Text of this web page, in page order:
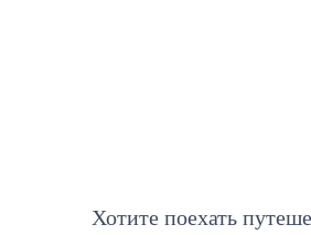
Хотите поехать